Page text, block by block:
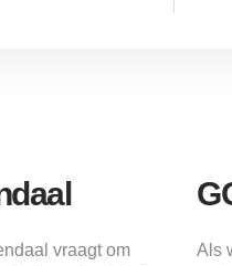
vraagt om
Als